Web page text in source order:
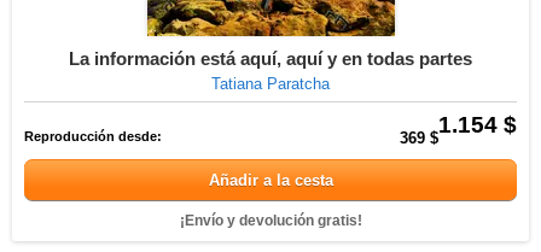
La información está aquí, aquí y en todas partes
Tatiana Paratcha
1.154 $
Reproducción desde: 369 $
Añadir a la cesta
¡Envío y devolución gratis!